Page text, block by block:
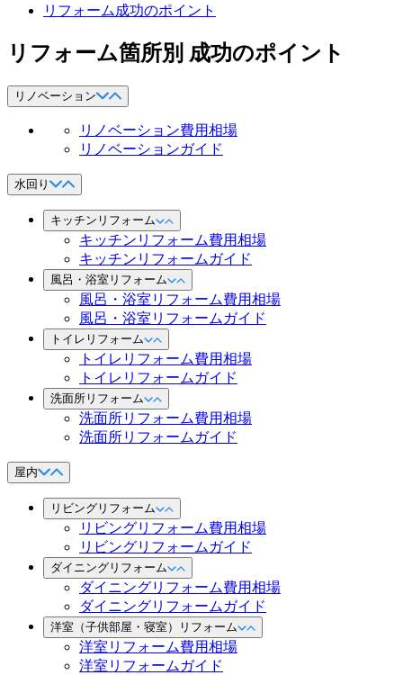
リフォーム成功のポイント
リフォーム箇所別 成功のポイント
リノベーション
リノベーション費用相場
リノベーションガイド
水回り
キッチンリフォーム
キッチンリフォーム費用相場
キッチンリフォームガイド
風呂・浴室リフォーム
風呂・浴室リフォーム費用相場
風呂・浴室リフォームガイド
トイレリフォーム
トイレリフォーム費用相場
トイレリフォームガイド
洗面所リフォーム
洗面所リフォーム費用相場
洗面所リフォームガイド
屋内
リビングリフォーム
リビングリフォーム費用相場
リビングリフォームガイド
ダイニングリフォーム
ダイニングリフォーム費用相場
ダイニングリフォームガイド
洋室（子供部屋・寝室）リフォーム
洋室リフォーム費用相場
洋室リフォームガイド